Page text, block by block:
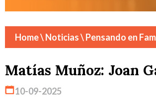
Home\ Noticias \ Pensando en
Matías Muñoz: Joan
10-09-2025